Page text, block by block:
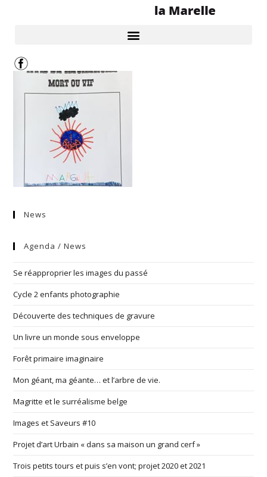
News
Agenda / News
Se réapproprier les images du passé
Cycle 2 enfants photographie
Découverte des techniques de gravure
Un livre un monde sous enveloppe
Forêt primaire imaginaire
Mon géant, ma géante… et l’arbre de vie.
Magritte et le surréalisme belge
Images et Saveurs #10
Projet d’art Urbain « dans sa maison un grand cerf »
Trois petits tours et puis s’en vont; projet 2020 et 2021